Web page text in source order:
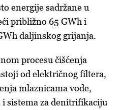
energije sadržane u
približno 65 GWh i
daljinskog grijanja.
procesu čišćenja
od električnog filtera,
mlaznicama vode,
sistema za denitrifikaciju